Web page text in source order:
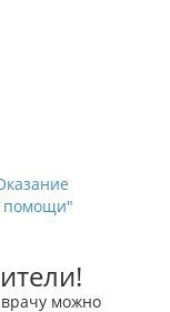
помощи"
врачу можно